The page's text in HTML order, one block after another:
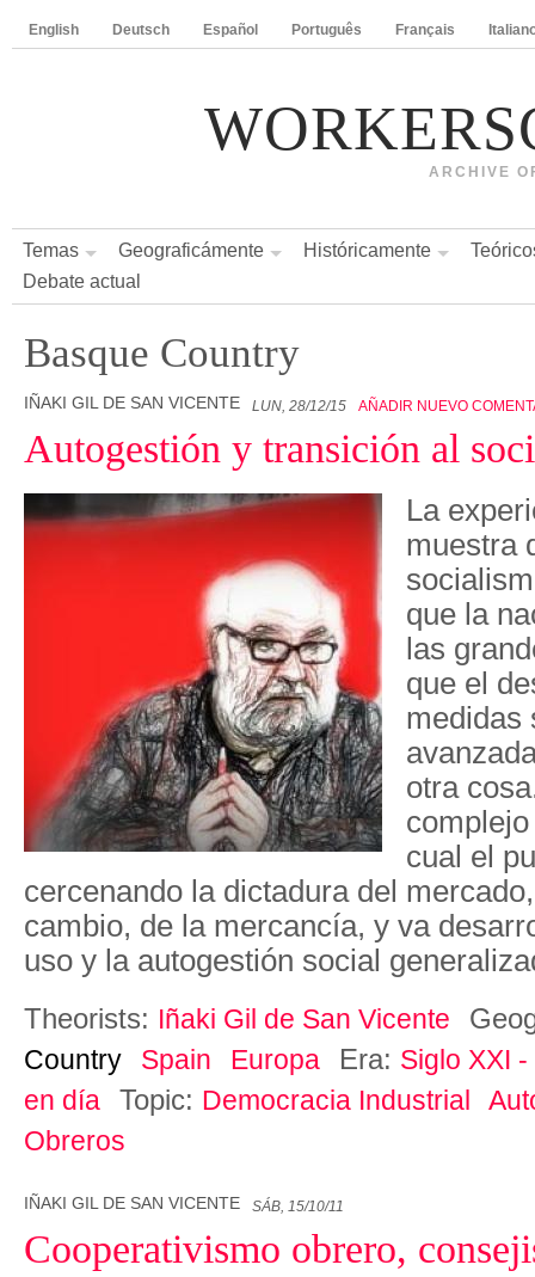
English Deutsch Español Português Français
ARCHIVE
Temas Geograficámente Históricamente
Debate actual
Basque Country
IÑAKI GIL DE SAN VICENTE LUN, 28/12/15 AÑADIR NUEVO
Autogestión y transición al
La
muestra
que la
las
que el
medidas
otra
cual el
cercenando la dictadura del
cambio, de la mercancía, y va
uso y la autogestión social
Theorists: Iñaki Gil de San Vicente
Country Spain Europa Era: Siglo XXI
en día
Topic: Democracia Industrial
Obreros
IÑAKI GIL DE SAN VICENTE SÁB, 15/10/11
Cooperativismo obrero,